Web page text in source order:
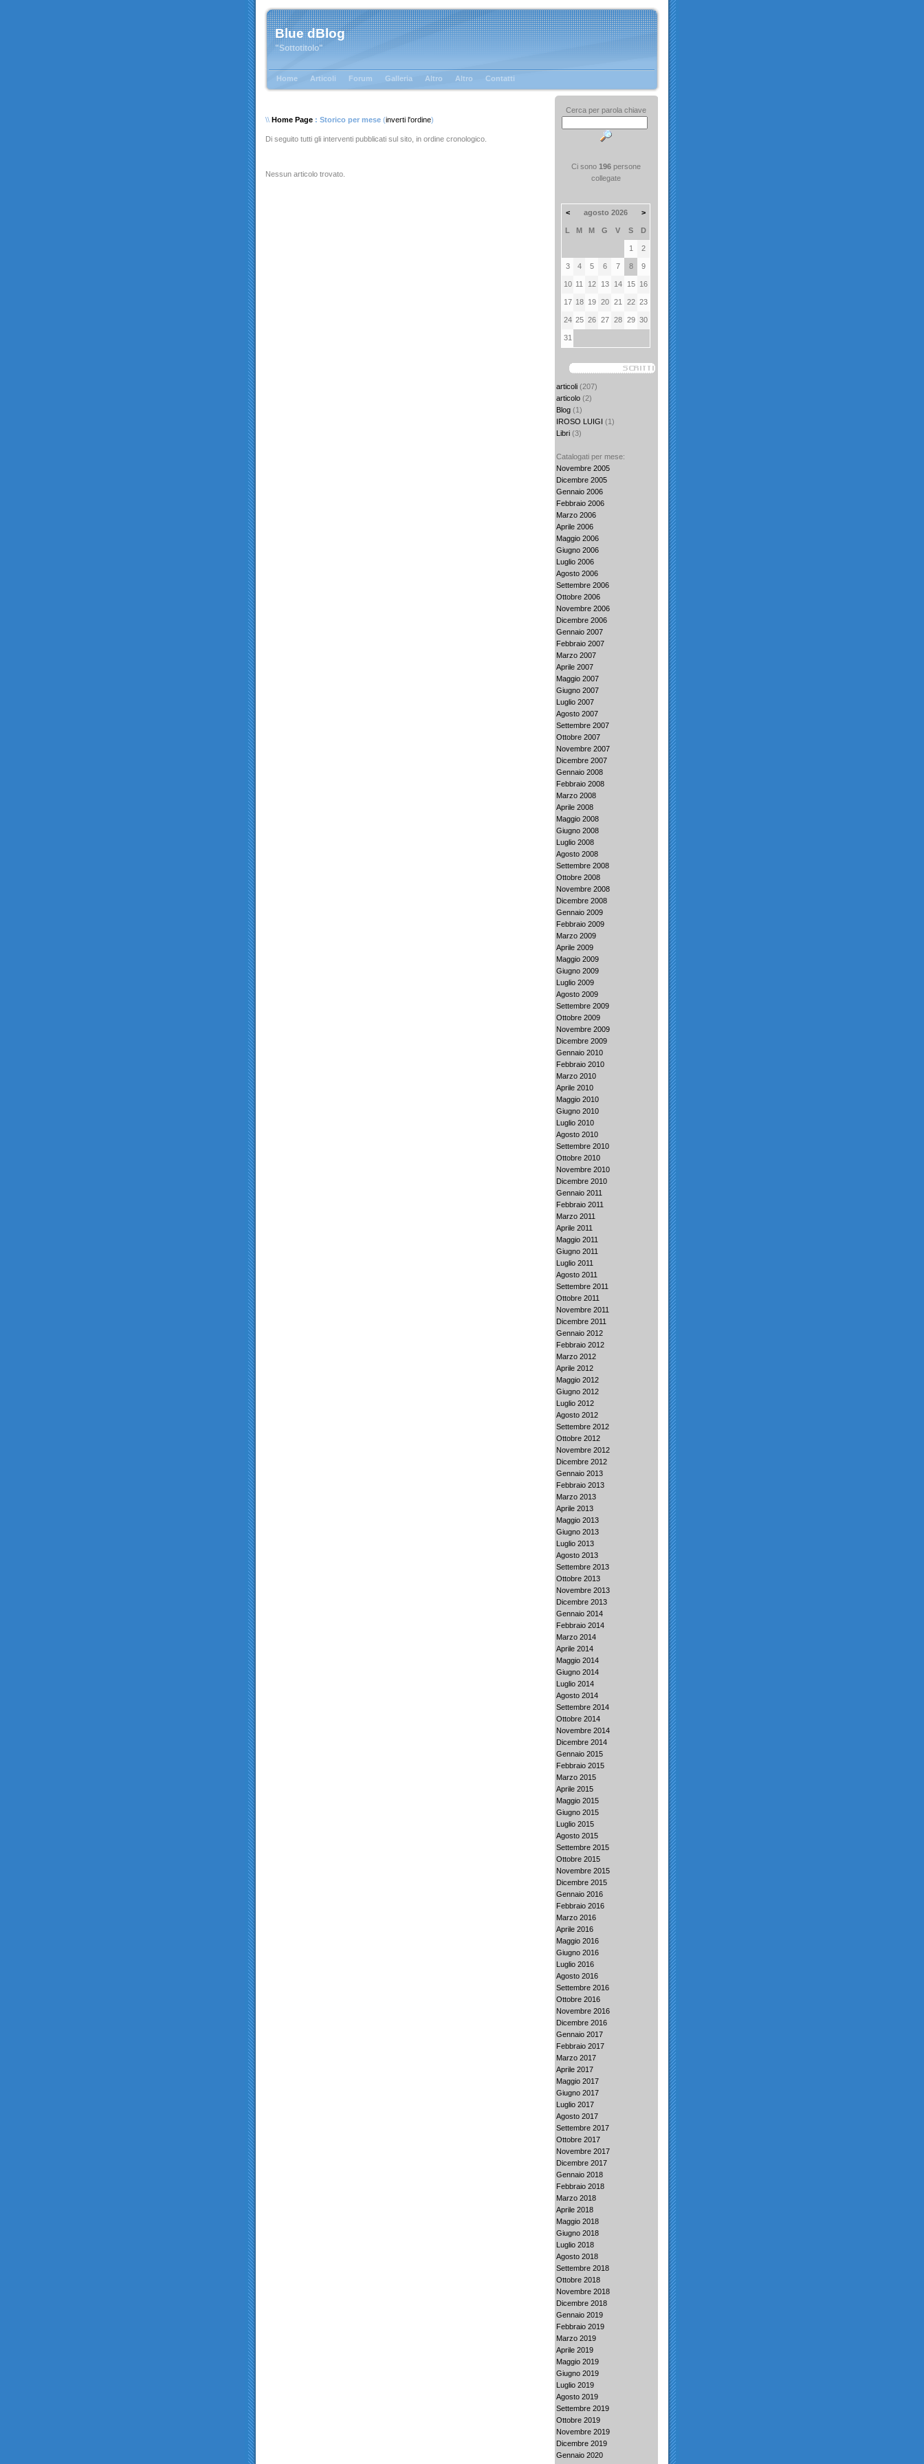
Blue dBlog
"Sottotitolo"
Home Articoli Forum Galleria Altro Altro Contatti
Cerca per parola chiave
Ci sono196 persone
collegate
< agosto 2026 >
L M M G V S D
1 2
3 4 5 6 7 8 9
10 11 12 13 14 15 16
17 18 19 20 21 22 23
24 25 26 27 28 29 30
31
articoli (207)
articolo (2)
Blog (1)
IROSO LUIGI (1)
Libri (3)
Catalogati per mese:
Novembre 2005
Dicembre 2005
Gennaio 2006
Febbraio 2006
Marzo 2006
Aprile 2006
Maggio 2006
Giugno 2006
Luglio 2006
Agosto 2006
Settembre 2006
Ottobre 2006
Novembre 2006
Dicembre 2006
Gennaio 2007
Febbraio 2007
Marzo 2007
Aprile 2007
Maggio 2007
Giugno 2007
Luglio 2007
Agosto 2007
Settembre 2007
Ottobre 2007
Novembre 2007
Dicembre 2007
Gennaio 2008
Febbraio 2008
Marzo 2008
Aprile 2008
Maggio 2008
Giugno 2008
Luglio 2008
Agosto 2008
Settembre 2008
Ottobre 2008
Novembre 2008
Dicembre 2008
Gennaio 2009
Febbraio 2009
Marzo 2009
Aprile 2009
Maggio 2009
Giugno 2009
Luglio 2009
Agosto 2009
Settembre 2009
Ottobre 2009
Novembre 2009
Dicembre 2009
Gennaio 2010
Febbraio 2010
Marzo 2010
Aprile 2010
Maggio 2010
Giugno 2010
Luglio 2010
Agosto 2010
Settembre 2010
Ottobre 2010
Novembre 2010
Dicembre 2010
Gennaio 2011
Febbraio 2011
Marzo 2011
Aprile 2011
Maggio 2011
Giugno 2011
Luglio 2011
Agosto 2011
Settembre 2011
Ottobre 2011
Novembre 2011
Dicembre 2011
Gennaio 2012
Febbraio 2012
Marzo 2012
Aprile 2012
Maggio 2012
Giugno 2012
Luglio 2012
Agosto 2012
Settembre 2012
Ottobre 2012
Novembre 2012
Dicembre 2012
Gennaio 2013
Febbraio 2013
Marzo 2013
Aprile 2013
Maggio 2013
Giugno 2013
Luglio 2013
Agosto 2013
Settembre 2013
Ottobre 2013
Novembre 2013
Dicembre 2013
Gennaio 2014
Febbraio 2014
Marzo 2014
Aprile 2014
Maggio 2014
Giugno 2014
Luglio 2014
Agosto 2014
Settembre 2014
Ottobre 2014
Novembre 2014
Dicembre 2014
Gennaio 2015
Febbraio 2015
Marzo 2015
Aprile 2015
Maggio 2015
Giugno 2015
Luglio 2015
Agosto 2015
Settembre 2015
Ottobre 2015
Novembre 2015
Dicembre 2015
Gennaio 2016
Febbraio 2016
Marzo 2016
Aprile 2016
Maggio 2016
Giugno 2016
Luglio 2016
Agosto 2016
Settembre 2016
Ottobre 2016
Novembre 2016
Dicembre 2016
Gennaio 2017
Febbraio 2017
Marzo 2017
Aprile 2017
Maggio 2017
Giugno 2017
Luglio 2017
Agosto 2017
Settembre 2017
Ottobre 2017
Novembre 2017
Dicembre 2017
Gennaio 2018
Febbraio 2018
Marzo 2018
Aprile 2018
Maggio 2018
Giugno 2018
Luglio 2018
Agosto 2018
Settembre 2018
Ottobre 2018
Novembre 2018
Dicembre 2018
Gennaio 2019
Febbraio 2019
Marzo 2019
Aprile 2019
Maggio 2019
Giugno 2019
Luglio 2019
Agosto 2019
Settembre 2019
Ottobre 2019
Novembre 2019
Dicembre 2019
Gennaio 2020
\\ Home Page : Storico per mese (inverti l'ordine)
Di seguito tutti gli interventi pubblicati sul sito, in ordine cronologico.
Nessun articolo trovato.